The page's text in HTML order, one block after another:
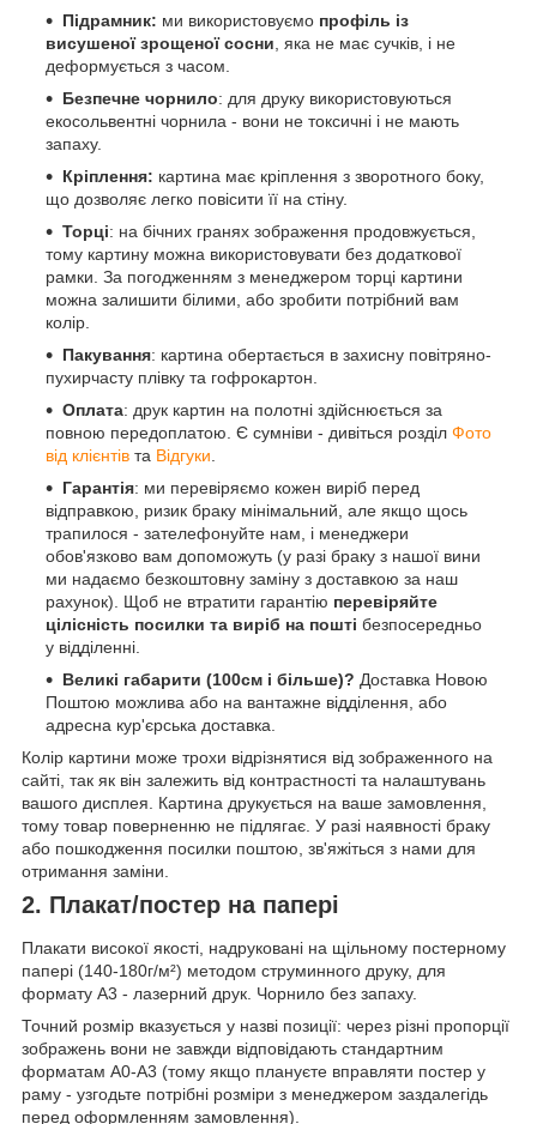
Підрамник: ми використовуємо профіль із
висушеної зрощеної сосни, яка не має сучків, і не
деформується з часом.
Безпечне чорнило: для друку використовуються
екосольвентні чорнила - вони не токсичні і не мають
запаху.
Кріплення: картина має кріплення з зворотного боку,
що дозволяє легко повісити її на стіну.
Торці: на бічних гранях зображення продовжується,
тому картину можна використовувати без додаткової
рамки. За погодженням з менеджером торці картини
можна залишити білими, або зробити потрібний вам
колір.
Пакування: картина обертається в захисну повітряно-
пухирчасту плівку та гофрокартон.
Оплата: друк картин на полотні здійснюється за
повною передоплатою. Є сумніви - дивіться розділ Фото
від клієнтів та Відгуки.
Гарантія: ми перевіряємо кожен виріб перед
відправкою, ризик браку мінімальний, але якщо щось
трапилося - зателефонуйте нам, і менеджери
обов'язково вам допоможуть (у разі браку з нашої вини
ми надаємо безкоштовну заміну з доставкою за наш
рахунок). Щоб не втратити гарантію перевіряйте
цілісність посилки та виріб на пошті безпосередньо
у відділенні.
Великі габарити (100см і більше)? Доставка Новою
Поштою можлива або на вантажне відділення, або
адресна кур'єрська доставка.
Колір картини може трохи відрізнятися від зображенного на
сайті, так як він залежить від контрастності та налаштувань
вашого дисплея. Картина друкується на ваше замовлення,
тому товар поверненню не підлягає. У разі наявності браку
або пошкодження посилки поштою, зв'яжіться з нами для
отримання заміни.
2. Плакат/постер на папері
Плакати високої якості, надруковані на щільному постерному
папері (140-180г/м²) методом струминного друку, для
формату А3 - лазерний друк. Чорнило без запаху.
Точний розмір вказується у назві позиції: через різні пропорції
зображень вони не завжди відповідають стандартним
форматам А0-А3 (тому якщо плануєте вправляти постер у
раму - узгодьте потрібні розміри з менеджером заздалегідь
перед оформленням замовлення).